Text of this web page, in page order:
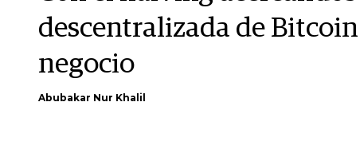
descentralizada de
negocio
Abubakar Nur Khalil